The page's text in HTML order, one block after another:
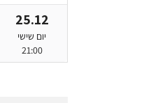
25.12
יום שישי
21:00